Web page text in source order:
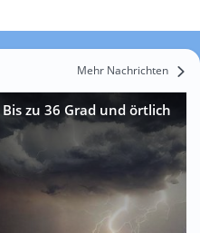
Mehr Nachrichten
zu 36 Grad und örtlich